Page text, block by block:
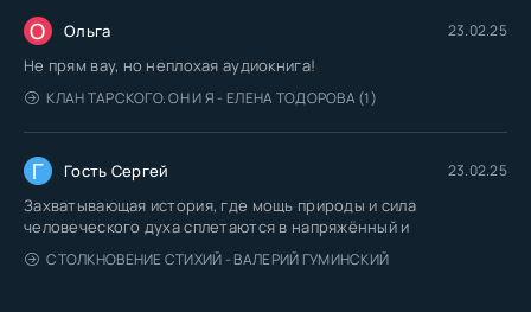
О Ольга 23.02.25
Не прям вау, но неплохая аудиокнига!
КЛАН ТАРСКОГО. ОН И Я - ЕЛЕНА ТОДОРОВА (1)
Г Гость Сергей 23.02.25
Захватывающая история, где мощь природы и сила
человеческого духа сплетаются в напряжённый и
СТОЛКНОВЕНИЕ СТИХИЙ - ВАЛЕРИЙ ГУМИНСКИЙ